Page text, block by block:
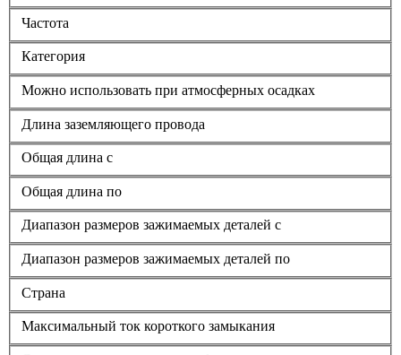
Частота
Категория
Можно использовать при атмосферных осадках
Длина заземляющего провода
Общая длина с
Общая длина по
Диапазон размеров зажимаемых деталей с
Диапазон размеров зажимаемых деталей по
Страна
Максимальный ток короткого замыкания